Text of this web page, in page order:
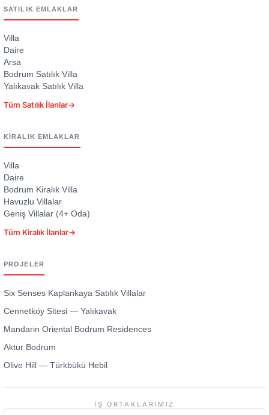
SATILIK EMLAKLAR
Villa
Daire
Arsa
Bodrum Satılık Villa
Yalıkavak Satılık Villa
Tüm Satılık İlanlar→
KIRALIK EMLAKLAR
Villa
Daire
Bodrum Kiralık Villa
Havuzlu Villalar
Geniş Villalar (4+ Oda)
Tüm Kiralık İlanlar→
PROJELER
Six Senses Kaplankaya Satılık Villalar
Cennetköy Sitesi — Yalıkavak
Mandarin Oriental Bodrum Residences
Aktur Bodrum
Olive Hill — Türkbükü Hebil
İŞ ORTAKLARIMIZ